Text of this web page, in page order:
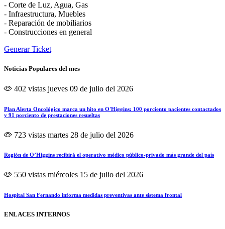
- Corte de Luz, Agua, Gas
- Infraestructura, Muebles
- Reparación de mobiliarios
- Construcciones en general
Generar Ticket
Noticias Populares del mes
402 vistas jueves 09 de julio del 2026
Plan Alerta Oncológico marca un hito en O'Higgins: 100 porciento pacientes contactados
y 91 porciento de prestaciones resueltas
723 vistas martes 28 de julio del 2026
Región de O’Higgins recibirá el operativo médico público-privado más grande del país
550 vistas miércoles 15 de julio del 2026
Hospital San Fernando informa medidas preventivas ante sistema frontal
ENLACES INTERNOS